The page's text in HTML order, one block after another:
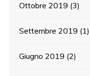
Ottobre 2019 (3)
Settembre 2019 (1)
Giugno 2019 (2)